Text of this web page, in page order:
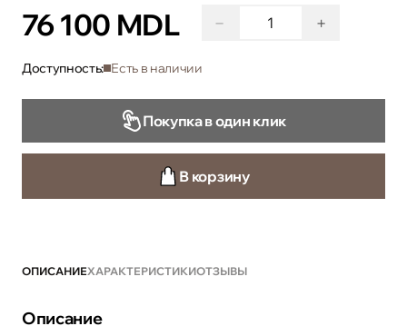
76 100 MDL − +
Доступность: Есть в наличии
Покупка в один клик
В корзину
ОПИСАНИЕХАРАКТЕРИСТИКИОТЗЫВЫ
Описание